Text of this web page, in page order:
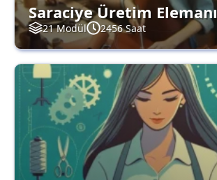
Saraciye Üretim Elemanı
21 Modül 2456 Saat